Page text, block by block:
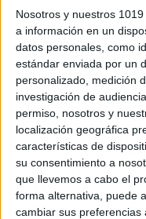
Nosotros y nuestros 1019
a información en un
datos personales, como
estándar enviada por un
personalizado, medición
investigación de
permiso, nosotros y
localización geográfica
características de
su consentimiento a
que llevemos a cabo el
forma alternativa, puede
cambiar sus
Crucigrama en
de Europa
Publicado el 9 mayo,
Este divertido
crucigrama con el
banderas europeas,
los países de